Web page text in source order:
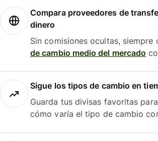
Compara proveedores de
dinero
Sin comisiones ocultas, siempre
de cambio medio del mercado
Sigue los tipos de cambio en
Guarda tus divisas favoritas
cómo varía el tipo de cambio